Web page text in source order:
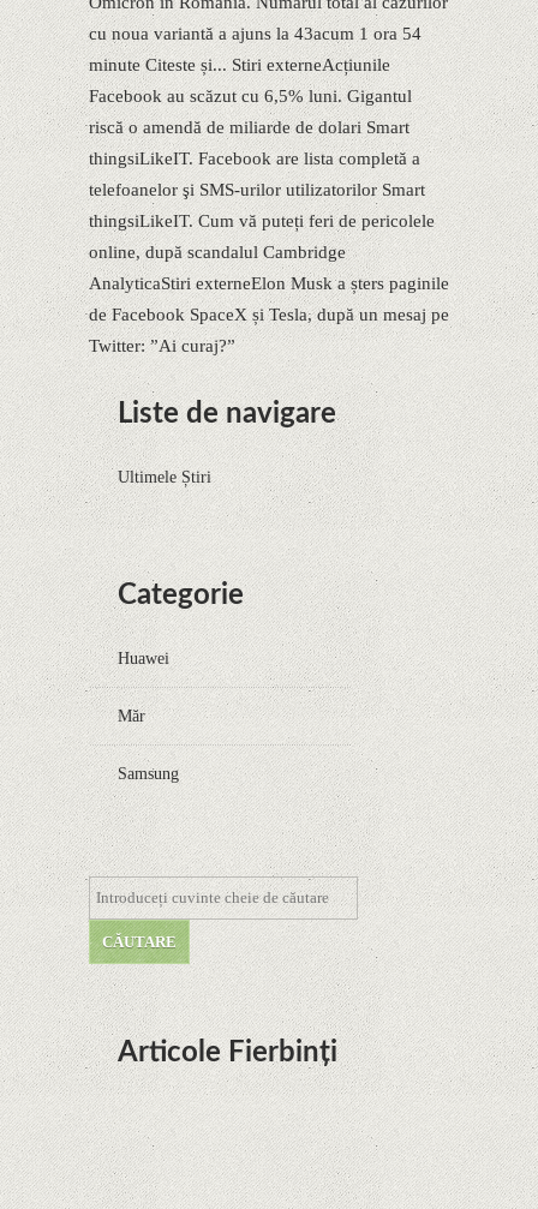
cu noua variantă a ajuns la 43acum 1 ora 54
minute Citeste și... Stiri externeAcțiunile
Facebook au scăzut cu 6,5% luni. Gigantul
riscă o amendă de miliarde de dolari Smart
thingsiLikeIT. Facebook are lista completă a
telefoanelor şi SMS-urilor utilizatorilor Smart
thingsiLikeIT. Cum vă puteți feri de pericolele
online, după scandalul Cambridge
AnalyticaStiri externeElon Musk a șters paginile
de Facebook SpaceX și Tesla, după un mesaj pe
Twitter: ”Ai curaj?”
Liste de navigare
Ultimele Știri
Categorie
Huawei
Măr
Samsung
Articole Fierbinți
Dota Anime venind la Netflix în această lună de
la Legenda Korra Studio Mir